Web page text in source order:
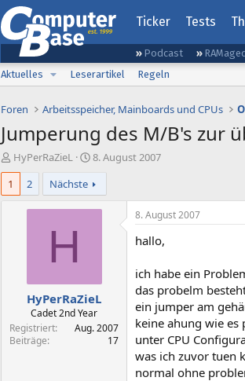
Ticker Tests
Podcast
Aktuelles
Leserartikel Regeln
Foren Arbeitsspeicher, Mainboards und CPUs
Jumperung des M/B's zur
E
r
t
HyPerRaZieL
E
r
s
t
e
m
8. August 2007
1
2 Nächste
H
HyPerRaZieL
Cadet 2nd Year
Registriert
Aug. 2007
Beiträge
17
8. August 2007
hallo,
ich habe ein
das probelm
ein jumper am
keine ahung wie es
unter CPU
was ich zuvor tuen
normal ohne